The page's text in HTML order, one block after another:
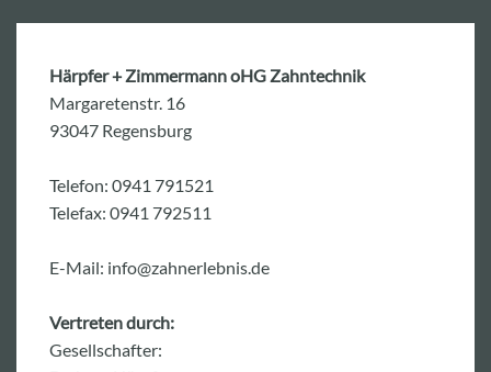
Härpfer + Zimmermann oHG Zahntechnik
Margaretenstr. 16
93047 Regensburg
Telefon: 0941 791521
Telefax: 0941 792511
E-Mail: info@zahnerlebnis.de
Vertreten durch:
Gesellschafter: